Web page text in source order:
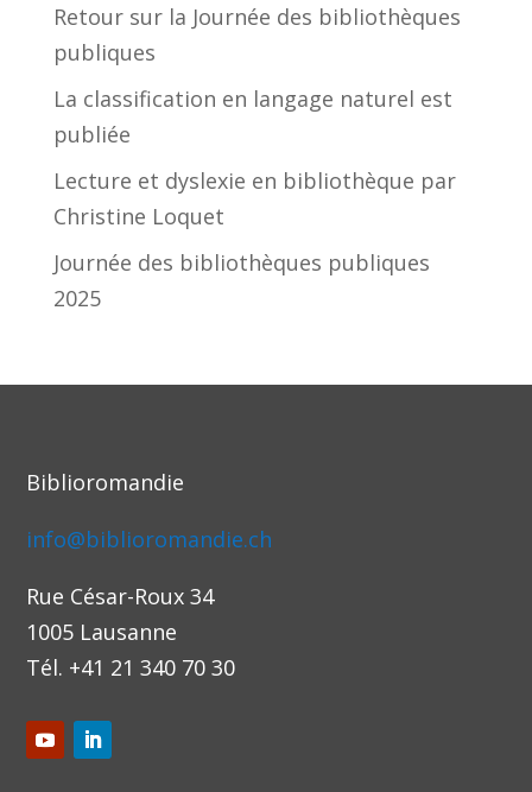
Retour sur la Journée des bibliothèques
publiques
La classification en langage naturel est
publiée
Lecture et dyslexie en bibliothèque par
Christine Loquet
Journée des bibliothèques publiques
2025
Biblioromandie
info@biblioromandie.ch
Rue César-Roux 34
1005 Lausanne
Tél. +41 21 340 70 30